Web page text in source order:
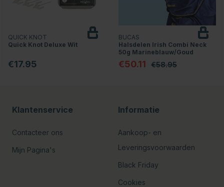
QUICK KNOT
Quick Knot Deluxe Wit
€17.95
BUCAS
Halsdelen Irish Combi Neck
50g Marineblauw/Goud
€50.11 €58.95
Klantenservice
Contacteer ons
Mijn Pagina's
Informatie
Aankoop- en
Leveringsvoorwaarden
Black Friday
Cookies